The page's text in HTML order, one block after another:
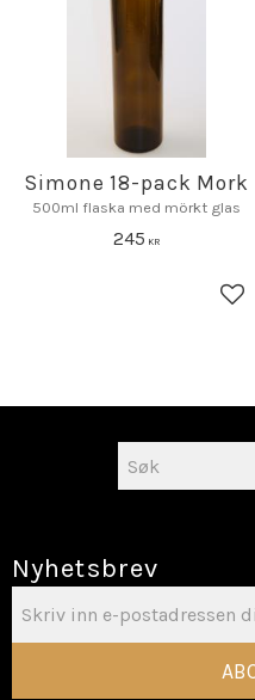
Simone 18-pack Mork
500ml flaska med mörkt glas
245 KR
Nyhetsbrev